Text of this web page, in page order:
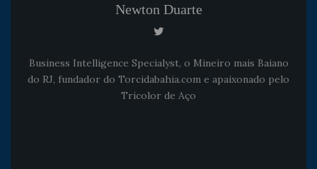
Newton Duarte
Business Intelligence Specialyst, o Mineiro mais Baiano
do RJ, fundador do Torcidabahia.com e apaixonado pelo
Tricolor de Aço